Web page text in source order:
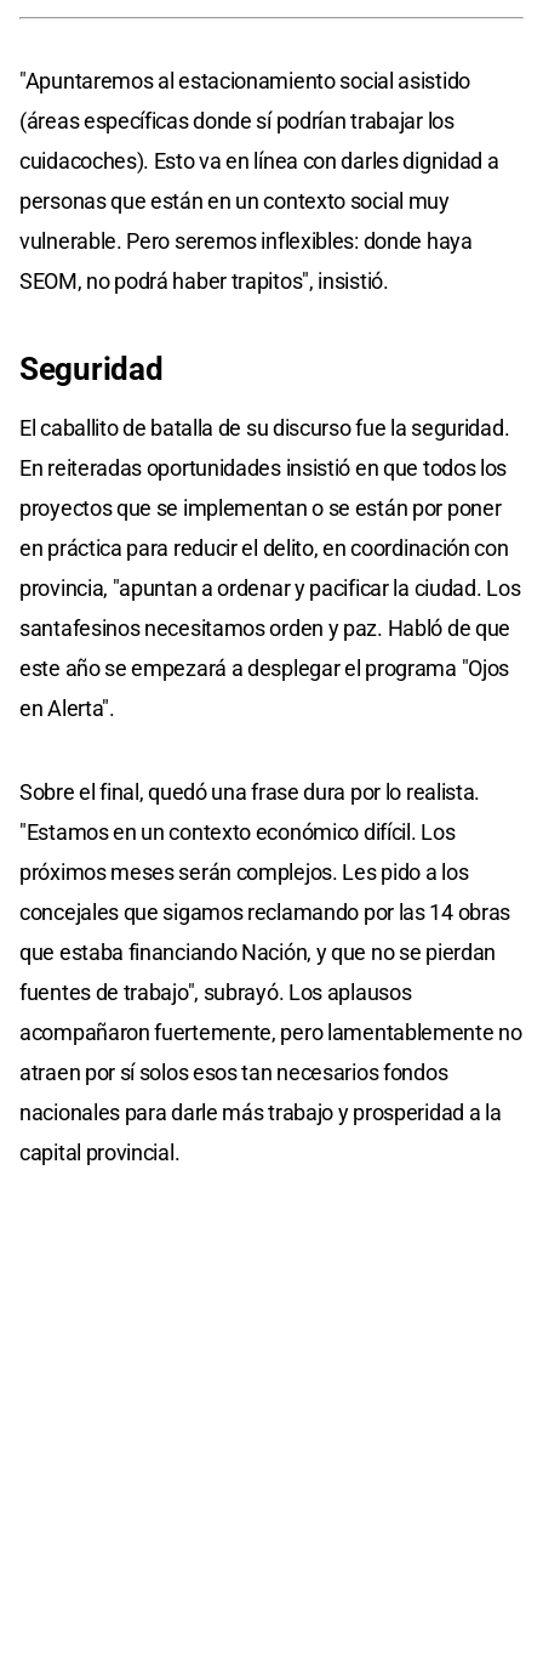
"Apuntaremos al estacionamiento social asistido
(áreas específicas donde sí podrían trabajar los
cuidacoches). Esto va en línea con darles dignidad a
personas que están en un contexto social muy
vulnerable. Pero seremos inflexibles: donde haya
SEOM, no podrá haber trapitos", insistió.
Seguridad
El caballito de batalla de su discurso fue la seguridad.
En reiteradas oportunidades insistió en que todos los
proyectos que se implementan o se están por poner
en práctica para reducir el delito, en coordinación con
provincia, "apuntan a ordenar y pacificar la ciudad. Los
santafesinos necesitamos orden y paz. Habló de que
este año se empezará a desplegar el programa "Ojos
en Alerta".
Sobre el final, quedó una frase dura por lo realista.
"Estamos en un contexto económico difícil. Los
próximos meses serán complejos. Les pido a los
concejales que sigamos reclamando por las 14 obras
que estaba financiando Nación, y que no se pierdan
fuentes de trabajo", subrayó. Los aplausos
acompañaron fuertemente, pero lamentablemente no
atraen por sí solos esos tan necesarios fondos
nacionales para darle más trabajo y prosperidad a la
capital provincial.